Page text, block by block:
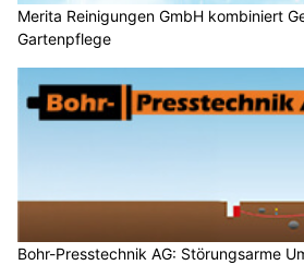
Merita Reinigungen GmbH kombiniert
Gartenpflege
Bohr-Presstechnik AG: Störungsarme